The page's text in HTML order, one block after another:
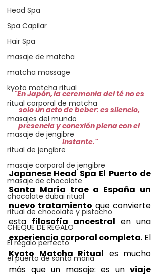
Head Spa
Spa Capilar
Hair Spa
masaje de matcha
matcha massage
kyoto matcha ritual
ritual corporal de matcha
masajes del mundo
masaje de jengibre
ritual de jengibre
masaje corporal de jengibre
masaje de chocolate
chocolate dubai ritual
ritual de chocolate y pistacho
CHEQUE DE REGALO
El regalo perfecto
el puerto de santa maria
"En Japón, la ceremonia del té no es
solo un acto de beber: es silencio,
presencia y conexión plena con el
instante."
Japanese Head Spa El Puerto de
Santa María trae a España un
nuevo tratamiento que convierte
esta filosofía ancestral
experiencia corporal completa
Kyoto Matcha Ritual es mucho
más que un masaje: es un viaje